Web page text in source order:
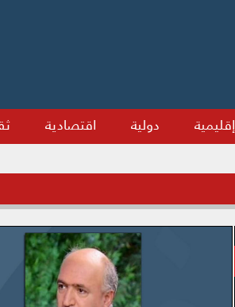
إقليمية دولية اقتصادية
ورطة أردوغان مع بوتين… وسورية